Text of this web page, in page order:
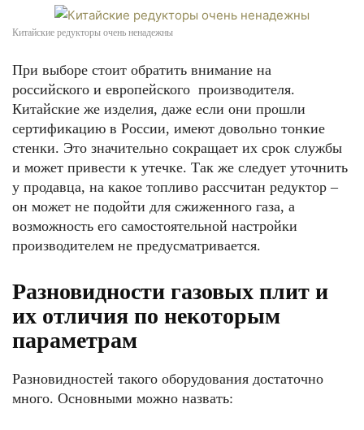
Китайские редукторы очень ненадежны
При выборе стоит обратить внимание на
российского и европейского производителя.
Китайские же изделия, даже если они прошли
сертификацию в России, имеют довольно тонкие
стенки. Это значительно сокращает их срок службы
и может привести к утечке. Так же следует уточнить
у продавца, на какое топливо рассчитан редуктор –
он может не подойти для сжиженного газа, а
возможность его самостоятельной настройки
производителем не предусматривается.
Разновидности газовых плит и
их отличия по некоторым
параметрам
Разновидностей такого оборудования достаточно
много. Основными можно назвать: